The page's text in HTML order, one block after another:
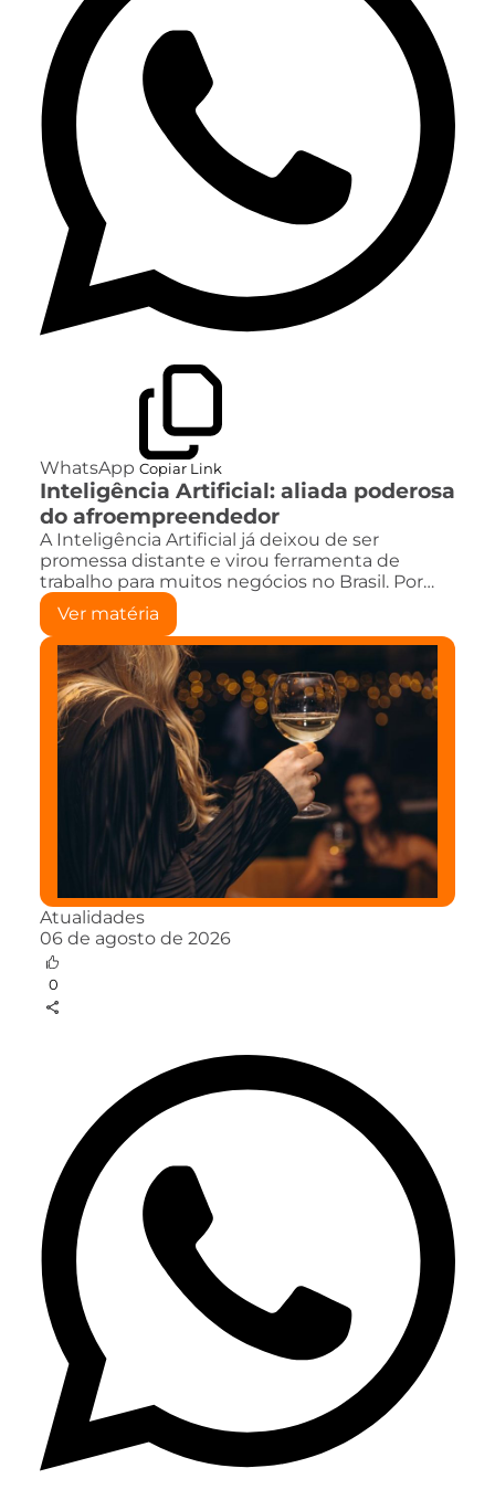
WhatsApp Copiar Link
Inteligência Artificial: aliada poderosa
do afroempreendedor
A Inteligência Artificial já deixou de ser
promessa distante e virou ferramenta de
trabalho para muitos negócios no Brasil. Por…
Ver matéria
Atualidades
06 de agosto de 2026
0